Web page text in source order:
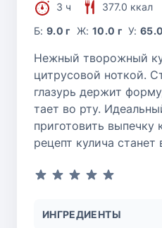
3 ч
377.0 ккал
Б:9.0 г Ж: 10.0 г У:
Нежный творожный
цитрусовой ноткой.
глазурь держит
тает во рту.
приготовить выпечку
рецепт кулича
ИНГРЕДИЕНТЫ